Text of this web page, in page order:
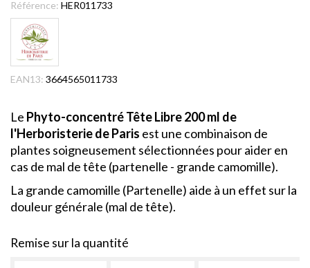
Référence: HER011733
EAN13: 3664565011733
Le Phyto-concentré Tête Libre 200 ml de
l'Herboristerie de Paris est une combinaison de
plantes soigneusement sélectionnées pour aider en
cas de mal de tête (partenelle - grande camomille).
La grande camomille (Partenelle) aide à un effet sur la
douleur générale (mal de tête).
Remise sur la quantité